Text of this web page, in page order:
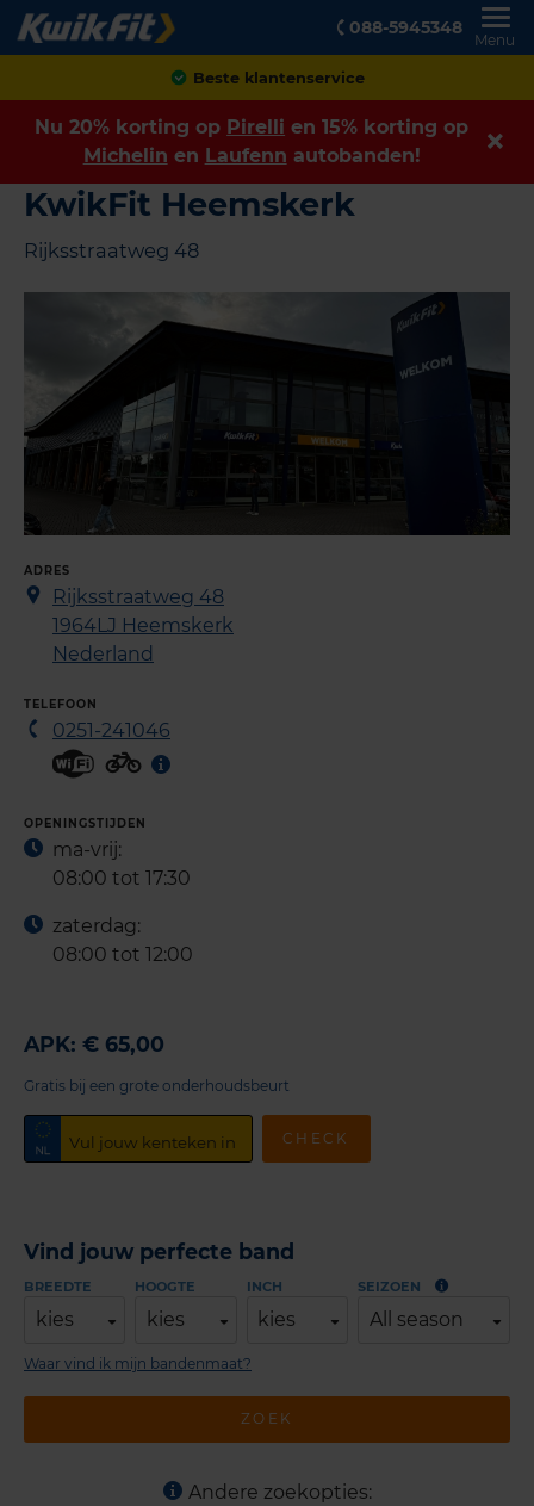
088-5945348
Menu
Beste klantenservice
Nu 20% korting op Pirelli en 15% korting op
Michelin en Laufenn autobanden!
KwikFit Heemskerk
Rijksstraatweg 48
ADRES
Rijksstraatweg 48
1964LJ Heemskerk
Nederland
TELEFOON
0251-241046
OPENINGSTIJDEN
ma-vrij:
08:00 tot 17:30
zaterdag:
08:00 tot 12:00
APK: € 65,00
Gratis bij een grote onderhoudsbeurt
CHECK
Vind jouw perfecte band
Waar vind ik mijn bandenmaat?
BREEDTE
kies
HOOGTE
kies
INCH
kies
SEIZOEN
All season
ZOEK
Andere zoekopties: